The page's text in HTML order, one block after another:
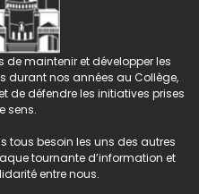
de maintenir et développer les
durant nos années au Collège,
de défendre les initiatives prises
sens.
tous besoin les uns des autres
tournante d’information et
entre nous.